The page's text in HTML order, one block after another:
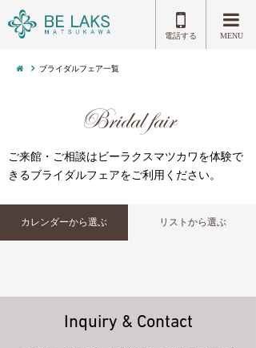
電話する MENU
ブライダルフェア一覧
Bridal fair
ご来館・ご相談はビーラクスマツカワを体験で
きるブライダルフェアをご利用ください。
カレンダーから選ぶ リストから選ぶ
Inquiry & Contact